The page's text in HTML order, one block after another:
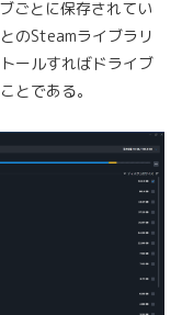
ごとに保存されてい
のSteamライブラリ
ールすればドライブ
とである。